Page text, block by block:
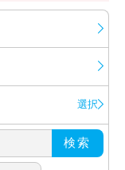
選択
検索